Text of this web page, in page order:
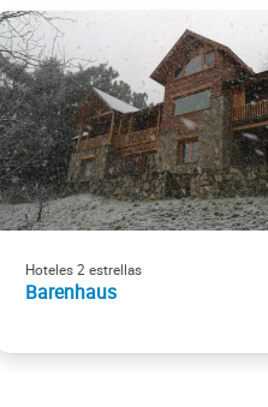
Hoteles 2 estrellas
Barenhaus